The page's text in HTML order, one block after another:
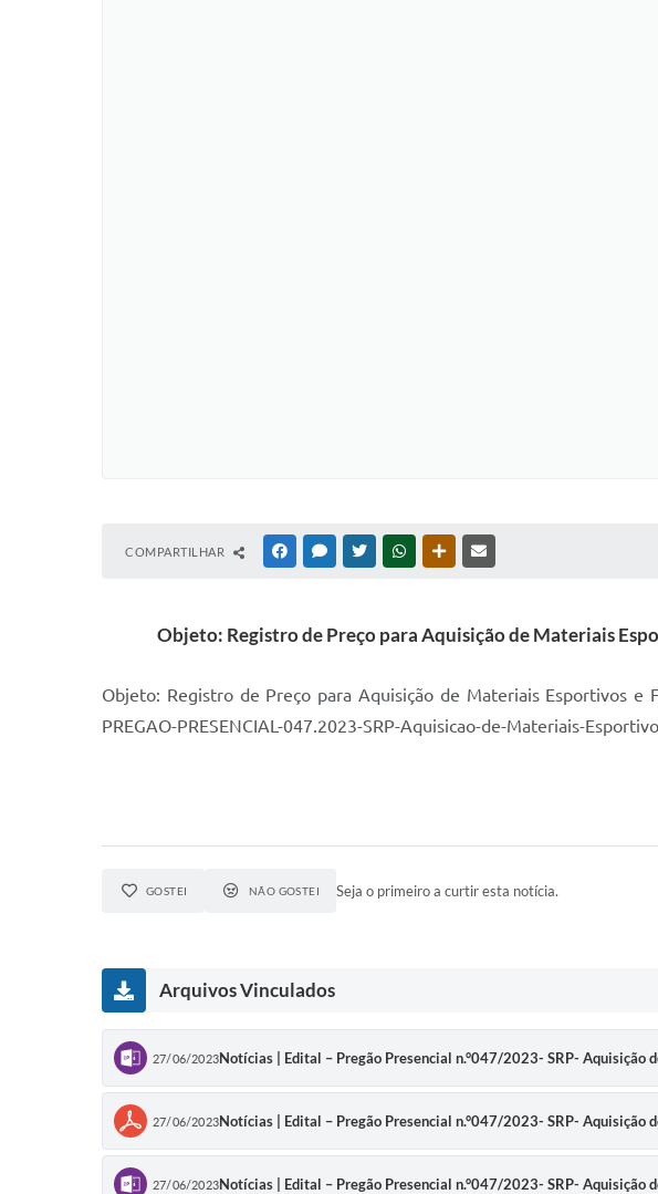
COMPARTILHAR FACEBOOKMESSENGER
TWITTERWHATSAPPOUTRAS MÍDIAS
Objeto: Registro de Preço para Aquisição de Materiais
Objeto: Registro de Preço para Aquisição de Materiais Esportivos e
PREGAO-PRESENCIAL-047.2023-SRP-Aquisicao-de-Materiais-
GOSTEI NÃO GOSTEI Seja o primeiro a curtir esta notícia.
Arquivos Vinculados
27/06/2023Notícias | Edital – Pregão Presencial n.°047/2023- SRP- Aquisição
27/06/2023Notícias | Edital – Pregão Presencial n.°047/2023- SRP- Aquisição
27/06/2023Notícias | Edital – Pregão Presencial n.°047/2023- SRP- Aquisição